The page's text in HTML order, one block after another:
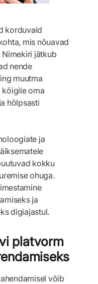
korduvaid
mis nõuavad
Nimekiri jätkub
nende
muutma
kõigile oma
hõlpsasti
ja
kokku
ohuga.
ja
digiajastul.
platvorm
võib